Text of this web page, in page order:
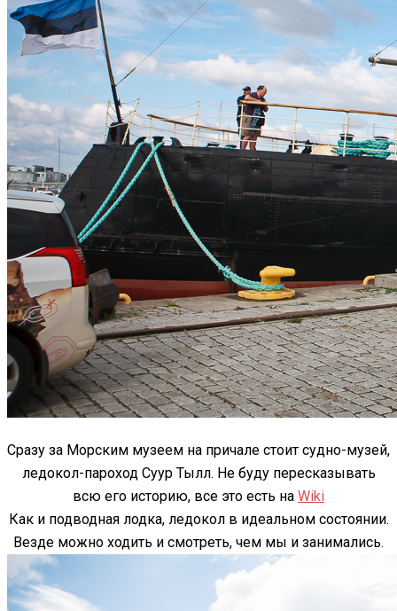
Сразу за Морским музеем на причале стоит судно-музей,
ледокол-пароход Суур Тылл. Не буду пересказывать
всю его историю, все это есть на Wiki
Как и подводная лодка, ледокол в идеальном состоянии.
Везде можно ходить и смотреть, чем мы и занимались.